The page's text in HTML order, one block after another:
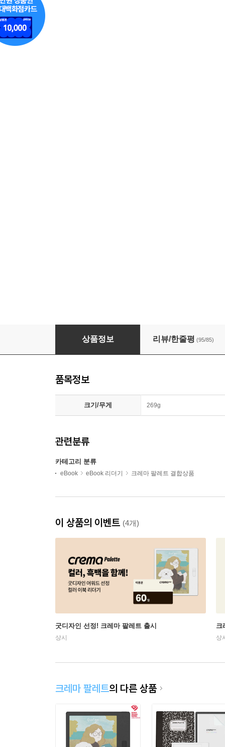
크레마 팔레트 화이트 + 필름 + 젤리케이스 이
상품정보 리뷰/한줄평 (95/85)
품목정보
크기/무게 269g
관련분류
카테고리 분류
eBook eBook 리더기 크레마 팔레트 결합상품
이 상품의 이벤트 (4개)
굿디자인 선정! 크레마 팔레트 출시
상시
크
상
크레마 팔레트의 다른 상품